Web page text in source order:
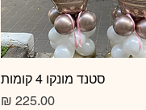
תצוגה מהירה
סטנד מונקו 4 קומות
מחיר‏225.00 ‏₪